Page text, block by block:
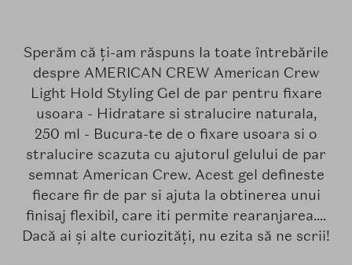
Sperăm că ți-am răspuns la toate întrebările
despre AMERICAN CREW American Crew
Light Hold Styling Gel de par pentru fixare
usoara - Hidratare si stralucire naturala,
250 ml - Bucura-te de o fixare usoara si o
stralucire scazuta cu ajutorul gelului de par
semnat American Crew. Acest gel defineste
fiecare fir de par si ajuta la obtinerea unui
finisaj flexibil, care iti permite rearanjarea....
Dacă ai și alte curiozități, nu ezita să ne scrii!